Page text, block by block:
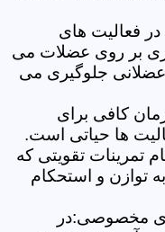
در فعالیت های
بر روی عضلات می
جلوگیری می
کافی برای
ها حیاتی است.
تمرینات تقویتی که
توازن و استحکام
مخصوصی:در